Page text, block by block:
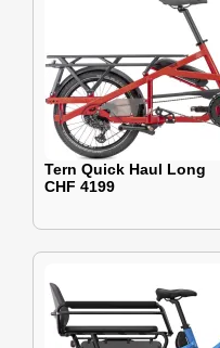
Tern Quick Haul Long
CHF 4199